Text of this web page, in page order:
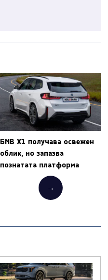
БМВ X1 получава освежен
облик, но запазва
познатата платформа
→